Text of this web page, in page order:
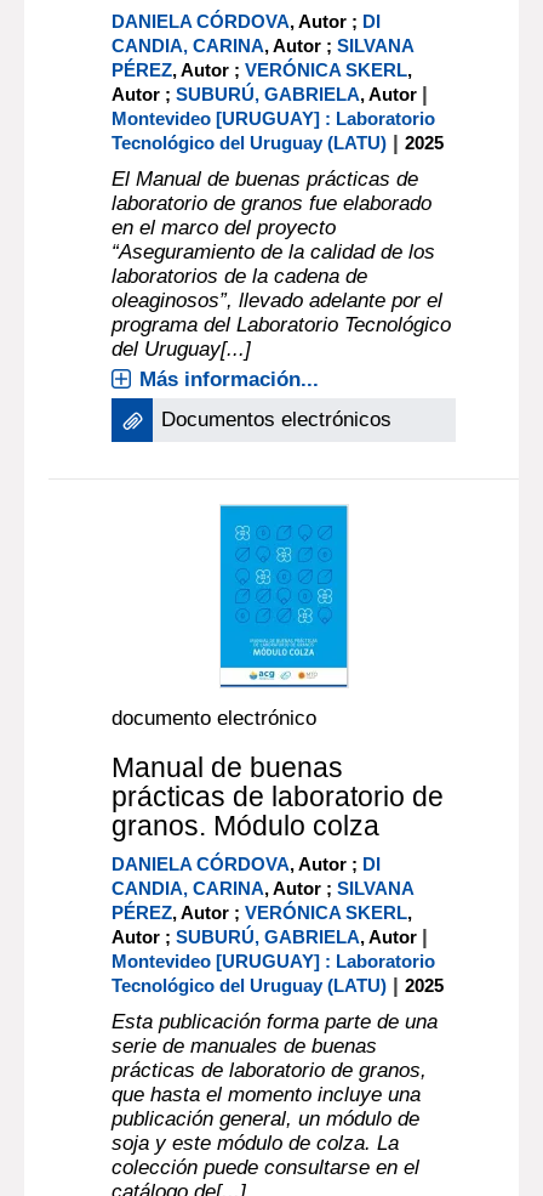
DANIELA CÓRDOVA, Autor ; DI
CANDIA, CARINA, Autor ;SILVANA
PÉREZ, Autor ;VERÓNICA SKERL,
Autor ;SUBURÚ, GABRIELA, Autor |
Montevideo [URUGUAY] : Laboratorio
Tecnológico del Uruguay (LATU) |2025
El Manual de buenas prácticas de
laboratorio de granos fue elaborado
en el marco del proyecto
“Aseguramiento de la calidad de los
laboratorios de la cadena de
oleaginosos”, llevado adelante por el
programa del Laboratorio Tecnológico
del Uruguay[...]
Más información...
Documentos electrónicos
documento electrónico
Manual de buenas
prácticas de laboratorio de
granos. Módulo colza
DANIELA CÓRDOVA, Autor ; DI
CANDIA, CARINA, Autor ;SILVANA
PÉREZ, Autor ;VERÓNICA SKERL,
Autor ;SUBURÚ, GABRIELA, Autor |
Montevideo [URUGUAY] : Laboratorio
Tecnológico del Uruguay (LATU) |2025
Esta publicación forma parte de una
serie de manuales de buenas
prácticas de laboratorio de granos,
que hasta el momento incluye una
publicación general, un módulo de
soja y este módulo de colza. La
colección puede consultarse en el